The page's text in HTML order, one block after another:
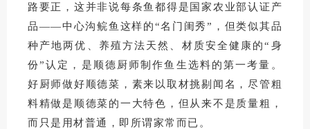
路要正，这并非说每条鱼都得是国家农业部认证产
品——中心沟鲩鱼这样的“名门闺秀”，但类似其品
种产地两优、养殖方法天然、材质安全健康的“身
份”认定，是顺德厨师制作鱼生选料的第一考量。
好厨师做好顺德菜，素来以取材挑剔闻名，尽管粗
料精做是顺德菜的一大特色，但从来不是质量粗，
而只是用材普通，即所谓家常而已。